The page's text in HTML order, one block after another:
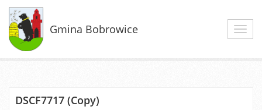
Gmina Bobrowice
DSCF7717 (Copy)